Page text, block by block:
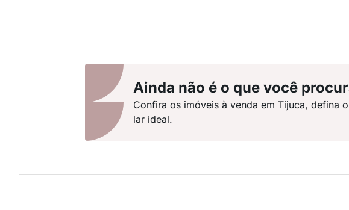
Ainda não é o que você
Confira os imóveis à venda em Tijuca, defina
lar ideal.